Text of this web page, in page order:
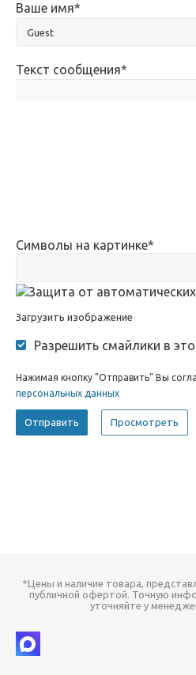
Ваше имя*
Текст сообщения*
Символы на картинке*
Загрузить изображение
Разрешить смайлики в
Нажимая кнопку "Отправить" Вы
персональных данных
*Цены и наличие товара,
публичной офертой. Точную
уточняйте у